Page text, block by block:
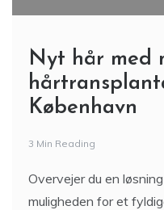
Nyt hår med
København
3 Min Reading
Overvejer du en
muligheden for et